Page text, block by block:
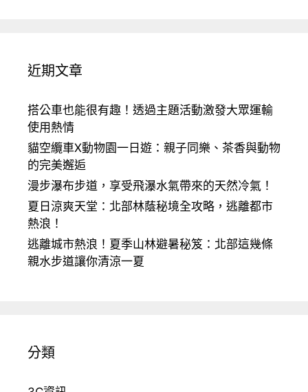
近期文章
搭公車也能很有趣！透過主題活動激發大眾運輸
使用熱情
貓空纜車X動物園一日遊：親子同樂、茶香與動物
的完美邂逅
漫步瀑布步道，享受飛瀑水氣帶來的天然冷氣！
夏日涼爽天堂：北部林蔭秘境全攻略，逃離都市
熱浪！
逃離城市熱浪！夏季山林避暑秘笈：北部這幾條
親水步道讓你清涼一夏
分類